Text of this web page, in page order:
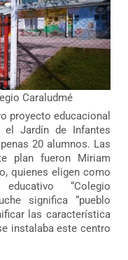
Caraludmé
proyecto educacional
Jardín de Infantes
20 alumnos. Las
plan fueron Miriam
quienes eligen como
“Colegio
significa “pueblo
las característica
instalaba este centro